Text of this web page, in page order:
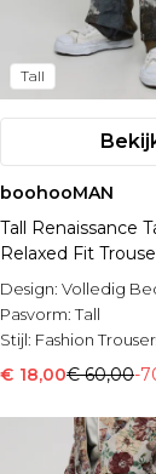
Tall
boohooMAN
Tall Renaissance
Relaxed Fit
Design: Volledig
Pasvorm:Tall
Stijl: Fashion
€ 18,00€ 60,00-